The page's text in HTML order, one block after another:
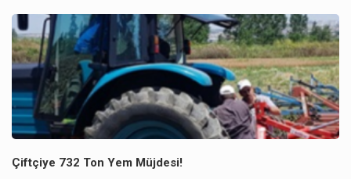
Çiftçiye 732 Ton Yem Müjdesi!